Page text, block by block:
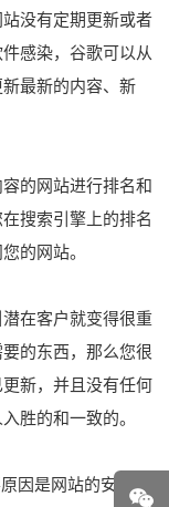
没有定期更新或者
感染，谷歌可以从
最新的内容、新
的网站进行排名和
搜索引擎上的排名
的网站。
在客户就变得很重
的东西，那么您很
新，并且没有任何
胜的和一致的。
因是网站的安全